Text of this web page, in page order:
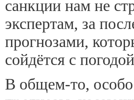
санкции нам не
экспертам, за
прогнозами,
сойдётся с
В общем-то, особо